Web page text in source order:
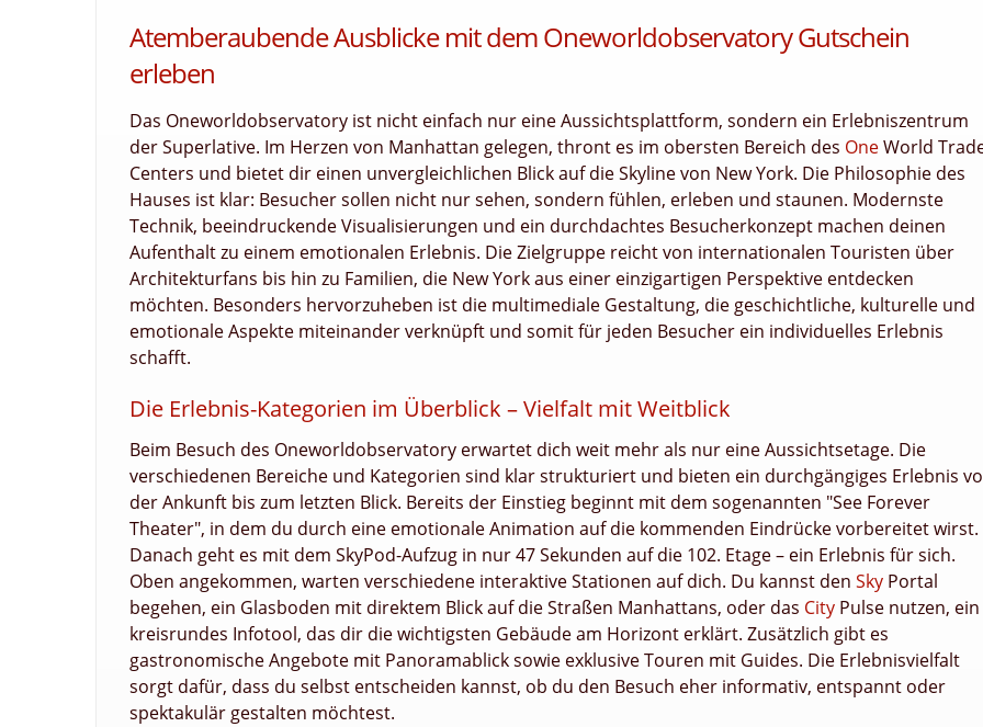
Atemberaubende Ausblicke mit dem Oneworldobservatory Gutschein
erleben
Das Oneworldobservatory ist nicht einfach nur eine Aussichtsplattform, sondern ein Erlebniszentrum
der Superlative. Im Herzen von Manhattan gelegen, thront es im obersten Bereich des OneWorld
Centers und bietet dir einen unvergleichlichen Blick auf die Skyline von New York. Die Philosophie des
Hauses ist klar: Besucher sollen nicht nur sehen, sondern fühlen, erleben und staunen. Modernste
Technik, beeindruckende Visualisierungen und ein durchdachtes Besucherkonzept machen deinen
Aufenthalt zu einem emotionalen Erlebnis. Die Zielgruppe reicht von internationalen Touristen über
Architekturfans bis hin zu Familien, die New York aus einer einzigartigen Perspektive entdecken
möchten. Besonders hervorzuheben ist die multimediale Gestaltung, die geschichtliche, kulturelle und
emotionale Aspekte miteinander verknüpft und somit für jeden Besucher ein individuelles Erlebnis
schafft.
Die Erlebnis-Kategorien im Überblick – Vielfalt mit Weitblick
Beim Besuch des Oneworldobservatory erwartet dich weit mehr als nur eine Aussichtsetage. Die
verschiedenen Bereiche und Kategorien sind klar strukturiert und bieten ein durchgängiges Erlebnis
der Ankunft bis zum letzten Blick. Bereits der Einstieg beginnt mit dem sogenannten "See Forever
Theater", in dem du durch eine emotionale Animation auf die kommenden Eindrücke vorbereitet wirst.
Danach geht es mit dem SkyPod-Aufzug in nur 47 Sekunden auf die 102. Etage – ein Erlebnis für sich.
Oben angekommen, warten verschiedene interaktive Stationen auf dich. Du kannst den Sky Portal
begehen, ein Glasboden mit direktem Blick auf die Straßen Manhattans, oder das City Pulse nutzen, ein
kreisrundes Infotool, das dir die wichtigsten Gebäude am Horizont erklärt. Zusätzlich gibt es
gastronomische Angebote mit Panoramablick sowie exklusive Touren mit Guides. Die Erlebnisvielfalt
sorgt dafür, dass du selbst entscheiden kannst, ob du den Besuch eher informativ, entspannt oder
spektakulär gestalten möchtest.